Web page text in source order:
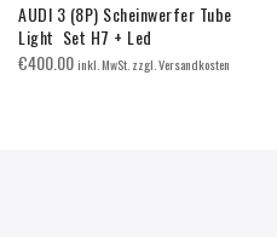
AUDI 3 (8P) Scheinwerfer Tube
Light Set H7 + Led
€400.00inkl. MwSt. zzgl. Versandkosten